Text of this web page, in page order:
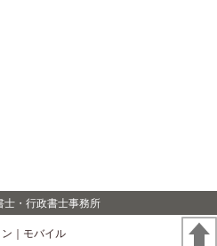
士・行政書士事務所
｜モバイル